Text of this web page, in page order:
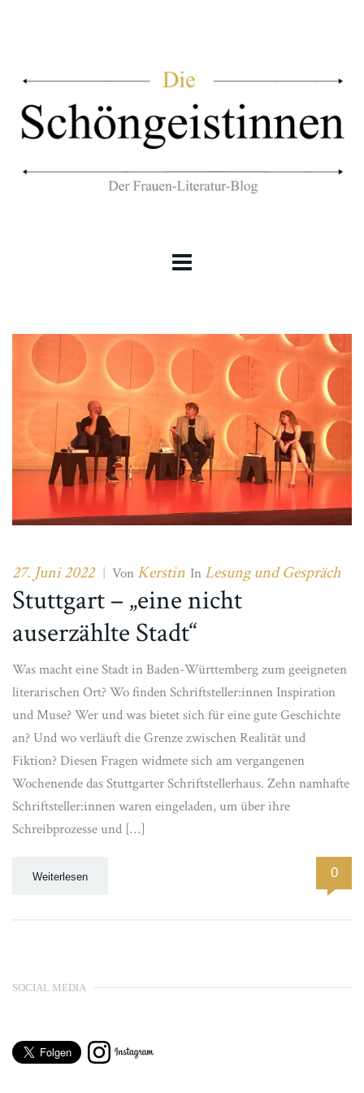
27. Juni 2022 Von Kerstin In Lesung und Gespräch
Stuttgart – „eine nicht
auserzählte Stadt“
Was macht eine Stadt in Baden-Württemberg zum geeigneten
literarischen Ort? Wo finden Schriftsteller:innen Inspiration
und Muse? Wer und was bietet sich für eine gute Geschichte
an? Und wo verläuft die Grenze zwischen Realität und
Fiktion? Diesen Fragen widmete sich am vergangenen
Wochenende das Stuttgarter Schriftstellerhaus. Zehn namhafte
Schriftsteller:innen waren eingeladen, um über ihre
Schreibprozesse und […]
Weiterlesen 0
SOCIAL MEDIA